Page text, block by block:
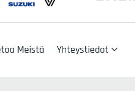
Meistä Yhteystiedot